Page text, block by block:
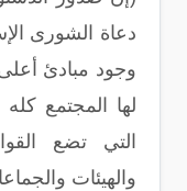
دعاة الشورى
وجود مبادئ
لها المجتمع كله
التي تضع
والهيئات